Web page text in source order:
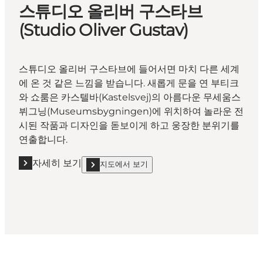
스튜디오 올리버 구스타브
(Studio Oliver Gustav)
스튜디오 올리버 구스타브에 들어서면 마치 다른 세계
에 온 것 같은 느낌을 받습니다. 새롭게 문을 연 부티크
와 쇼룸은 카스텔바(Kastelsvej)의 아름다운 무세움스
뷔그닝(Museumsbygningen)에 위치하여 놀라운 전
시된 작품과 디자인을 돋보이게 하고 웅장한 분위기를
연출합니다.
자세히 보기
자세히 보기 "스튜디오 올리버 구스타브(Studio Oliver
지도에서 보기
show 스튜디오 올리버 구스타브(Studio Oliver